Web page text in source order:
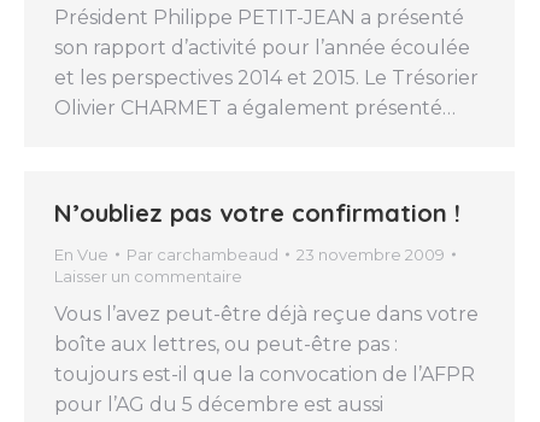
Président Philippe PETIT-JEAN a présenté
son rapport d’activité pour l’année écoulée
et les perspectives 2014 et 2015. Le Trésorier
Olivier CHARMET a également présenté…
N’oubliez pas votre confirmation !
En Vue Par carchambeaud
23 novembre 2009
Laisser un commentaire
Vous l’avez peut-être déjà reçue dans votre
boîte aux lettres, ou peut-être pas :
toujours est-il que la convocation de l’AFPR
pour l’AG du 5 décembre est aussi